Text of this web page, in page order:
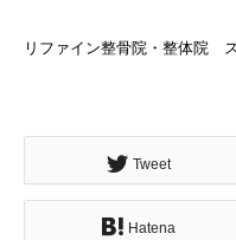
リファイン整骨院・整体院
Tweet
Hatena